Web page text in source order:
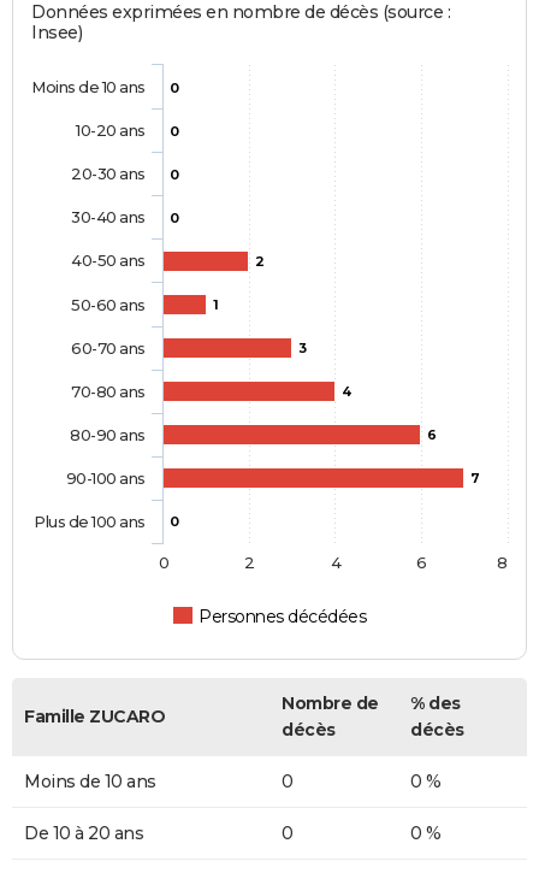
Données exprimées en nombre de décès (source :
Insee)
0
0
0
0
2
1
3
4
6
7
0
Personnes décédées
Moins de 10 ans
10-20 ans
20-30 ans
30-40 ans
40-50 ans
50-60 ans
60-70 ans
70-80 ans
80-90 ans
90-100 ans
Plus de 100 ans
0 2 4 6 8
Famille ZUCARO
Nombre de
décès
% des
décès
Moins de 10 ans 0 0 %
De 10 à 20 ans 0 0 %